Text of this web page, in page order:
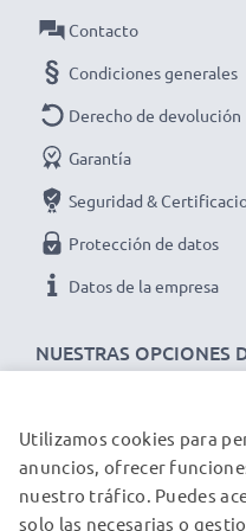
NUESTRAS OPCIONES
Contacto
Condiciones generales
Derecho de devolución
Garantía
Seguridad &
Protección de datos
Datos de la empresa
NUESTROS PARTNERS
Utilizamos cookies para
anuncios, ofrecer
nuestro tráfico. Puedes
solo las necesarias o